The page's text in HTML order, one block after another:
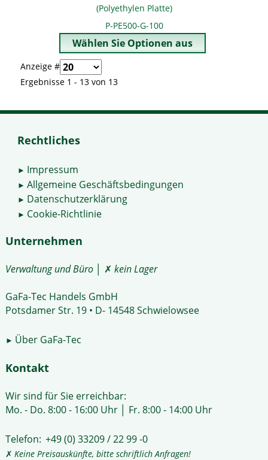
(Polyethylen Platte)
P-PE500-G-100
Anzeige #
Ergebnisse 1 - 13 von 13
Rechtliches
► Impressum
► Allgemeine Geschäftsbedingungen
► Datenschutzerklärung
► Cookie-Richtlinie
Unternehmen
Verwaltung und Büro│ ✗ kein Lager
GaFa-Tec Handels GmbH
Potsdamer Str. 19 • D- 14548 Schwielowsee
► Über GaFa-Tec
Kontakt
Wir sind für Sie erreichbar:
Mo. - Do. 8:00 - 16:00 Uhr │ Fr. 8:00 - 14:00 Uhr
Telefon: +49 (0) 33209 / 22 99 -0
✗ Keine Preisauskünfte, bitte schriftlich Anfragen!